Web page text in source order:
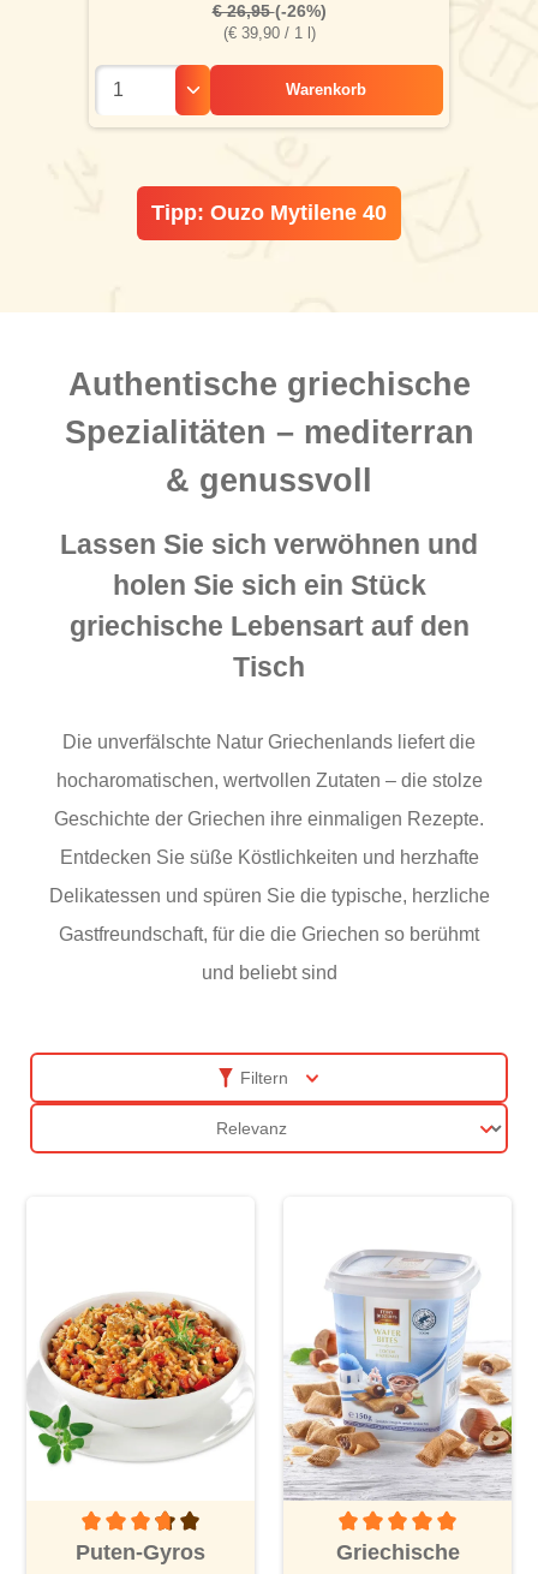
(€ 39,90 / 1 l)
€ 26,95(-26%)
Warenkorb
Tipp: Ouzo Mytilene 40
Authentische griechische
Spezialitäten – mediterran
& genussvoll
Lassen Sie sich verwöhnen und
holen Sie sich ein Stück
griechische Lebensart auf den
Tisch
Die unverfälschte Natur Griechenlands liefert die
hocharomatischen, wertvollen Zutaten – die stolze
Geschichte der Griechen ihre einmaligen Rezepte.
Entdecken Sie süße Köstlichkeiten und herzhafte
Delikatessen und spüren Sie die typische, herzliche
Gastfreundschaft, für die die Griechen so berühmt
und beliebt sind
Filtern
Durchschnittliche Bewertung von 3.6 von 5 Sternen
Puten-Gyros Durchschnittliche
Griechische